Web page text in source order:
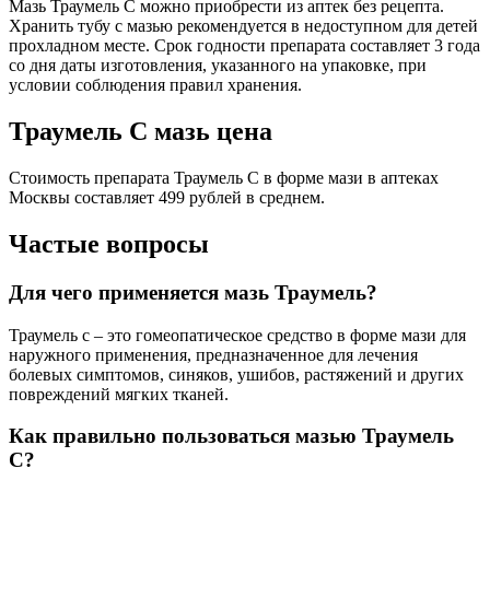
Мазь Траумель С можно приобрести из аптек без рецепта.
Хранить тубу с мазью рекомендуется в недоступном для детей
прохладном месте. Срок годности препарата составляет 3 года
со дня даты изготовления, указанного на упаковке, при
условии соблюдения правил хранения.
Траумель С мазь цена
Стоимость препарата Траумель С в форме мази в аптеках
Москвы составляет 499 рублей в среднем.
Частые вопросы
Для чего применяется мазь Траумель?
Траумель с – это гомеопатическое средство в форме мази для
наружного применения, предназначенное для лечения
болевых симптомов, синяков, ушибов, растяжений и других
повреждений мягких тканей.
Как правильно пользоваться мазью Траумель
С?